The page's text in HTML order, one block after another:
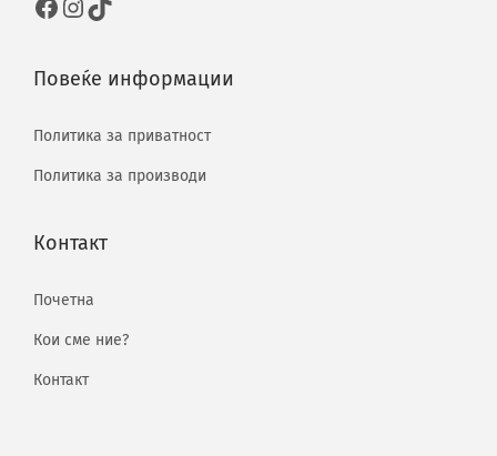
Повеќе информации
Политика за приватност
Политика за производи
Контакт
Почетна
Кои сме ние?
Контакт